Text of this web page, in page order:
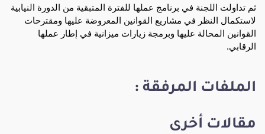
ثم تداولت اللجنة في برنامج عملها للفترة المتبقية من الدورة النيابية
لاستكمال النظر في مشاريع القوانين المعروضة عليها ومقترحات
القوانين المحالة عليها وبرمجة زيارات ميزانية في إطار عملها
الرقابي.
الملفات المرفقة :
مقالات أخرى